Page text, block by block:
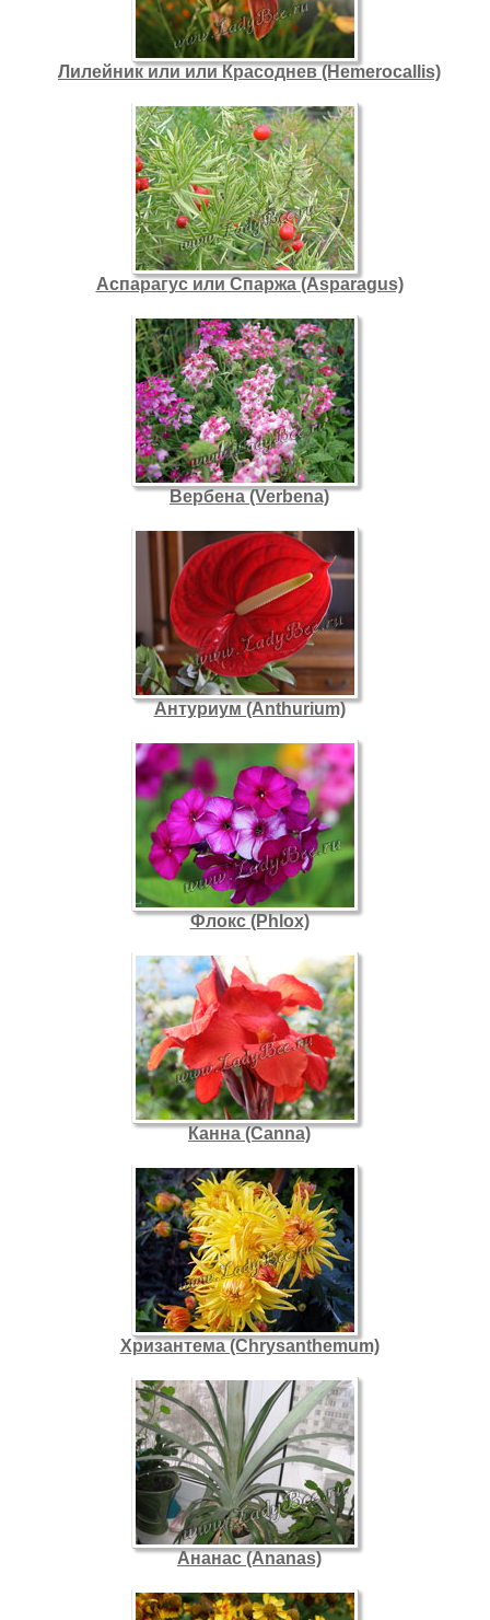
Лилейник или или Красоднев (Hemerocallis)
Аспарагус или Спаржа (Asparagus)
Вербена (Verbena)
Антуриум (Anthurium)
Флокс (Phlox)
Канна (Canna)
Хризантема (Chrysanthemum)
Ананас (Ananas)